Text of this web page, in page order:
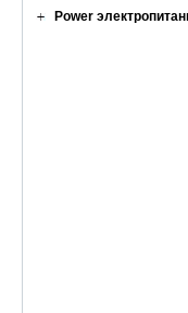
Power